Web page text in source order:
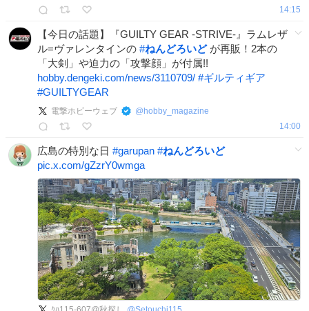
14:15
【今日の話題】『GUILTY GEAR -STRIVE-』ラムレザ
ル=ヴァレンタインの #ねんどろいどが再販！2本の
「大剣」や迫力の「攻撃顔」が付属!!
hobby.dengeki.com/news/3110709/ #ギルティギア
#GUILTYGEAR
電撃ホビーウェブ @ hobby_magazine
14:00
広島の特別な日 #garupan #ねんどろいど
pic.x.com/gZzrY0wmga